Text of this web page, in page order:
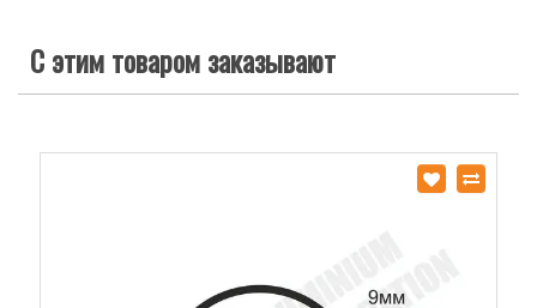
С этим товаром заказывают